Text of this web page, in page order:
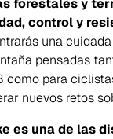
forestales y
control y
una
pensadas
como para
nuevos retos
es una de las